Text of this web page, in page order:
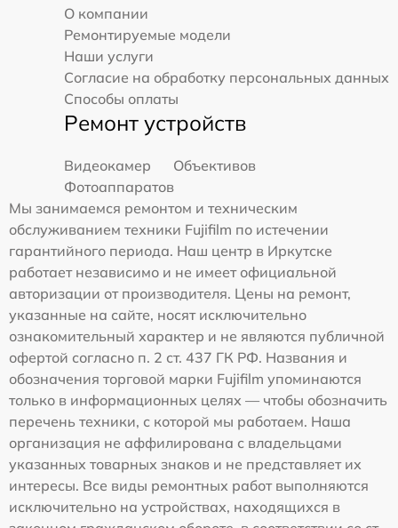
О компании
Ремонтируемые модели
Наши услуги
Согласие на обработку персональных данных
Способы оплаты
Ремонт устройств
Видеокамер
Объективов
Фотоаппаратов
Мы занимаемся ремонтом и техническим
обслуживанием техники Fujifilm по истечении
гарантийного периода. Наш центр в Иркутске
работает независимо и не имеет официальной
авторизации от производителя. Цены на ремонт,
указанные на сайте, носят исключительно
ознакомительный характер и не являются публичной
офертой согласно п. 2 ст. 437 ГК РФ. Названия и
обозначения торговой марки Fujifilm упоминаются
только в информационных целях — чтобы обозначить
перечень техники, с которой мы работаем. Наша
организация не аффилирована с владельцами
указанных товарных знаков и не представляет их
интересы. Все виды ремонтных работ выполняются
исключительно на устройствах, находящихся в